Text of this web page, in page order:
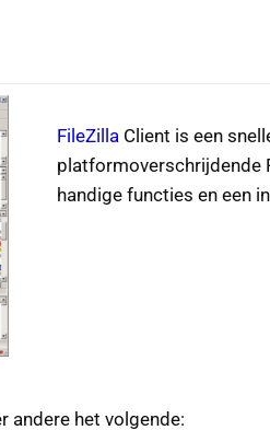
FileZillaClient is een
platformoverschrijdende
handige functies en een
andere het volgende: